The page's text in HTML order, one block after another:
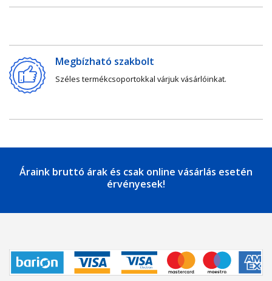
Megbízható szakbolt
Széles termékcsoportokkal várjuk vásárlóinkat.
Áraink bruttó árak és csak online vásárlás esetén
érvényesek!